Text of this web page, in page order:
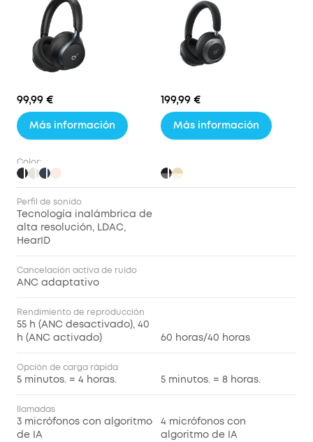
99,99 € 199,99 €
Más información Más información
Color:
Perfil de sonido
Tecnología inalámbrica de
alta resolución, LDAC,
HearID
Cancelación activa de ruido
ANC adaptativo
Rendimiento de reproducción
55 h (ANC desactivado), 40
h (ANC activado)
60 horas/40 horas
Opción de carga rápida
5 minutos. = 4 horas. 5 minutos. = 8 horas.
llamadas
3 micrófonos con algoritmo
de IA
4 micrófonos con
algoritmo de IA